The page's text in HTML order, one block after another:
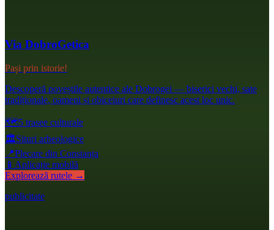
Via DobroGetica
Pași prin istorie!
Descoperă poveștile autentice ale Dobrogei — biserici vechi, sate
tradiționale, oameni și obiceiuri care definesc acest loc unic.
🗺️5 trasee culturale
🏛️Situri arheologice
📍Plecare din Constanța
📱 Aplicație mobilă
Explorează rutele →
publicitate